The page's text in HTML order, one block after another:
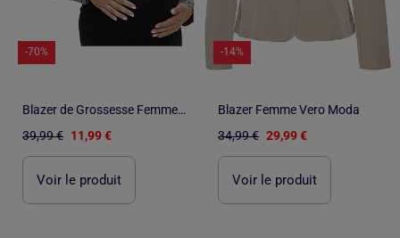
-70%
Blazer de Grossesse Femme Mamalicious
39,99 € 11,99 €
Voir le produit
-14%
Blazer Femme Vero Moda
34,99 € 29,99 €
Voir le produit